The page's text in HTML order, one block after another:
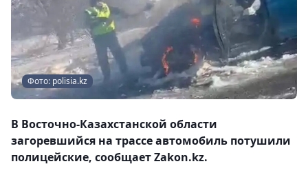
Фото: polisia.kz
В Восточно-Казахстанской области
загоревшийся на трассе автомобиль потушили
полицейские, сообщает Zakon.kz.